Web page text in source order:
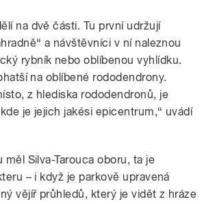
na dvě části. Tu první udržují
a návštěvníci v ní naleznou
rybník nebo oblíbenou vyhlídku.
na oblíbené rododendrony.
z hlediska rododendronů, je
je jejich jakési epicentrum,“ uvádí
Silva-Tarouca oboru, ta je
– i když je parkově upravená
vějíř průhledů, který je vidět z hráze